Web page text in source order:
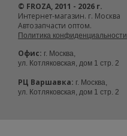
© FROZA, 2011 - 2026 г.
Интернет-магазин. г. Москва
Автозапчасти оптом.
Политика конфиденциальности
Офис: г. Москва,
ул. Котляковская, дом 1 стр. 2
РЦ Варшавка: г. Москва,
ул. Котляковская, дом 1 стр. 2